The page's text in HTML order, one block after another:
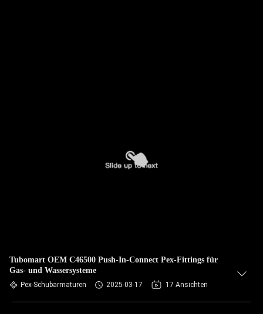
Tubomart OEM C46500 Push-In-Connect Pex-Fittings für
Gas- und Wassersysteme
Pex-Schubarmaturen 2025-03-17 17 Ansichten